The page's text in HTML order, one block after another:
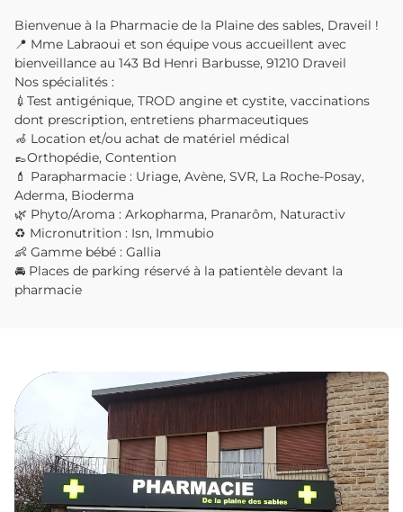
Bienvenue à la Pharmacie de la Plaine des sables, Draveil !
📍 Mme Labraoui et son équipe vous accueillent avec
bienveillance au 143 Bd Henri Barbusse, 91210 Draveil
Nos spécialités :
💉Test antigénique, TROD angine et cystite, vaccinations
dont prescription, entretiens pharmaceutiques
🦽 Location et/ou achat de matériel médical
👞Orthopédie, Contention
💄 Parapharmacie : Uriage, Avène, SVR, La Roche-Posay,
Aderma, Bioderma
🌿 Phyto/Aroma : Arkopharma, Pranarôm, Naturactiv
♻️ Micronutrition : Isn, Immubio
👶 Gamme bébé : Gallia
🚘 Places de parking réservé à la patientèle devant la
pharmacie